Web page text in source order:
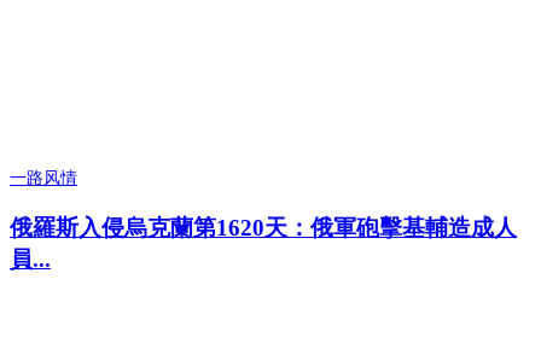
一路风情
俄羅斯入侵烏克蘭第1620天：俄軍砲擊基輔造成人
員...